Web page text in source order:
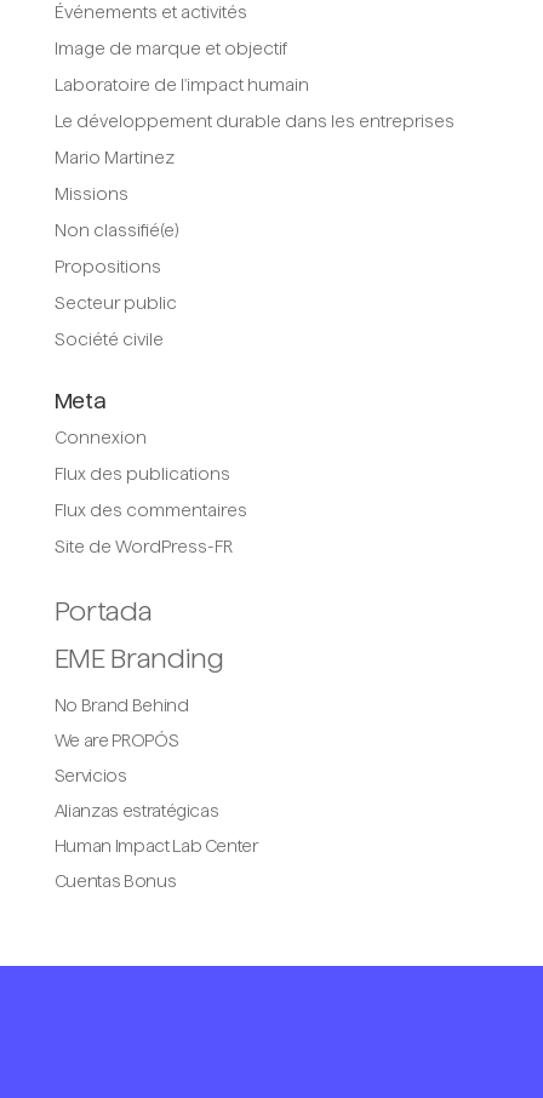
Événements et activités
Image de marque et objectif
Laboratoire de l'impact humain
Le développement durable dans les entreprises
Mario Martinez
Missions
Non classifié(e)
Propositions
Secteur public
Société civile
Meta
Connexion
Flux des publications
Flux des commentaires
Site de WordPress-FR
Portada
EME Branding
No Brand Behind
We are PROPÓS
Servicios
Alianzas estratégicas
Human Impact Lab Center
Cuentas Bonus